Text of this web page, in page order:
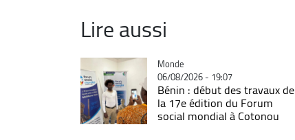
Lire aussi
Catégorie
Monde
06/08/2026 - 19:07
Bénin : début des travaux de
la 17e édition du Forum
social mondial à Cotonou